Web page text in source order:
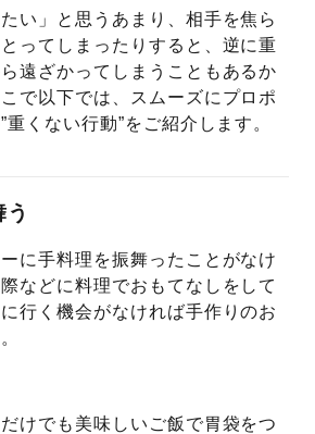
たい」と思うあまり、相手を焦ら
ってしまったりすると、逆に重
遠ざかってしまうこともあるか
で以下では、スムーズにプロポ
くない行動”をご紹介します。
に手料理を振舞ったことがなけ
などに料理でおもてなしをして
行く機会がなければ手作りのお
けでも美味しいご飯で胃袋をつ